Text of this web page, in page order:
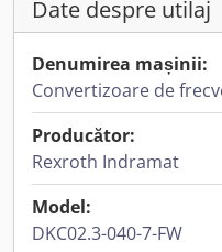
Date despre utilaj
Denumirea mașinii:
Convertizoare de
Producător:
Rexroth Indramat
Model:
DKC02.3-040-7-FW